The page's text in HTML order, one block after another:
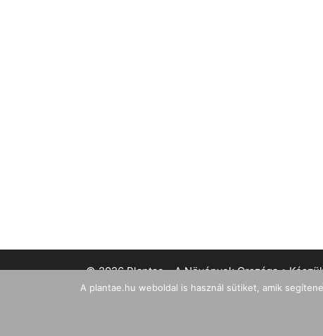
© 2026 Plantae - A Növények Országa•
A plantae.hu weboldal is használ sütiket, amik